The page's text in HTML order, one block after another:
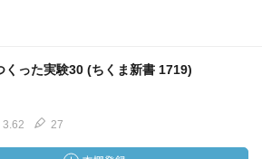
くった実験30 (ちくま新書 1719)
3.62 27